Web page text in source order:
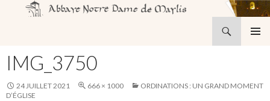
AU
CONTENU
IMG_3750
24 JUILLET 2021 666 × 1000
ORDINATIONS : UN GRAND MOMENT
D’ÉGLISE